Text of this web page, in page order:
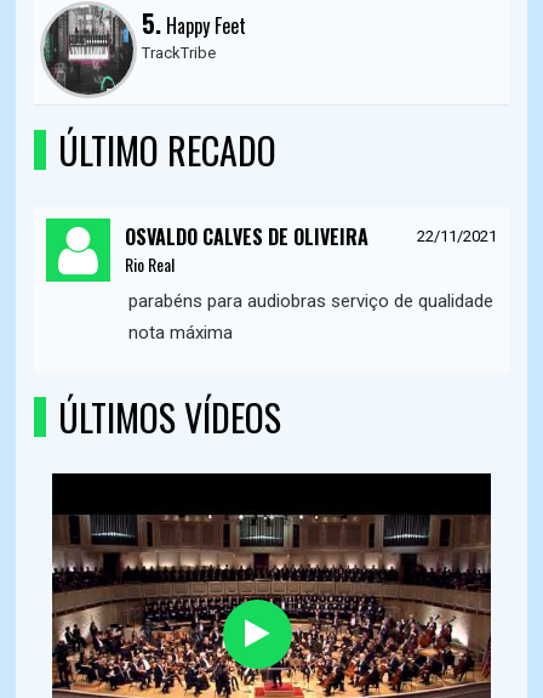
5. Happy Feet
TrackTribe
ÚLTIMO RECADO
OSVALDO CALVES DE OLIVEIRA 22/11/2021
Rio Real
parabéns para audiobras serviço de qualidade
nota máxima
ÚLTIMOS VÍDEOS